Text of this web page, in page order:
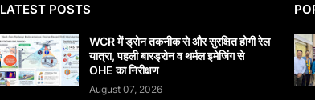
LATEST POSTS
WCR में ड्रोन तकनीक से और सुरक्षित होगी रेल
यात्रा, पहली बारड्रोन व थर्मल इमेजिंग से
OHE का निरीक्षण
August 07, 2026